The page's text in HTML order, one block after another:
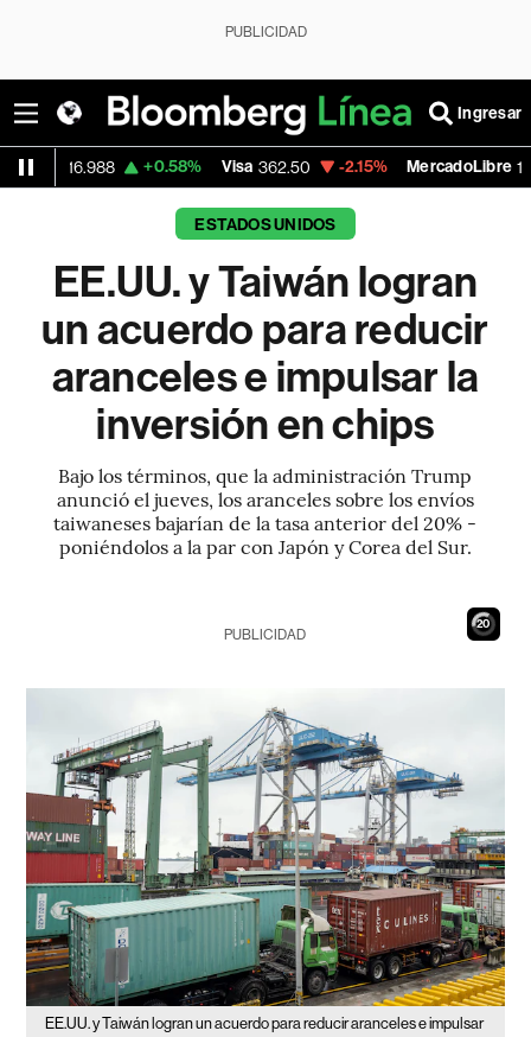
PUBLICIDAD
Ingresar
+0.58% Visa 362.50 -2.15% MercadoLibre 1,821.795 -
ESTADOS UNIDOS
EE.UU. y Taiwán logran
un acuerdo para reducir
aranceles e impulsar la
inversión en chips
Bajo los términos, que la administración Trump
anunció el jueves, los aranceles sobre los envíos
taiwaneses bajarían de la tasa anterior del 20% -
poniéndolos a la par con Japón y Corea del Sur.
19
PUBLICIDAD
EE.UU. y Taiwán logran un acuerdo para reducir aranceles e impulsar